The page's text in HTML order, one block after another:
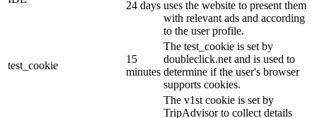
24 days uses the website to present them
with relevant ads and according
to the user profile.
test_cookie
15
minutes
The test_cookie is set by
doubleclick.net and is used to
determine if the user's browser
supports cookies.
The v1st cookie is set by
TripAdvisor to collect details